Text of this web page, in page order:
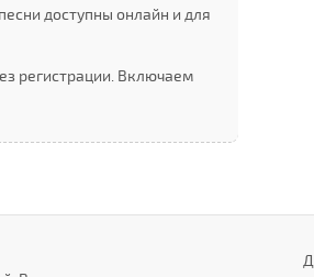
доступны онлайн и для
регистрации. Включаем